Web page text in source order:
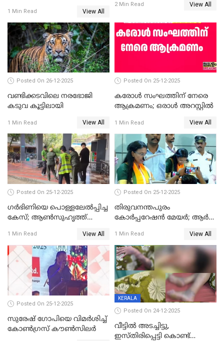
ഹൈക്കോടതിയിലേക്ക്;
സത്യപ്രതിജ്ഞ ചടങ്ങില്‍
ചട്ടലംഘനമെന്ന് പാർട്ടി
1 Min Read View All
2 Min Read View All
Posted On 26-12-2025
വണ്ടിക്കടവിലെ നരഭോജി
കടുവ കൂട്ടിലായി
1 Min Read View All
Posted On 25-12-2025
കരോള്‍ സംഘത്തിന് നേരെ
ആക്രമണം; ഒരാള്‍ അറസ്റ്റില്‍
1 Min Read View All
Posted On 25-12-2025
ഗര്‍ഭിണിയെ പൊള്ളലേല്‍പ്പിച്ച
കേസ്; ആണ്‍സുഹൃത്ത്
1 Min Read View All
Posted On 25-12-2025
തിരുവനന്തപുരം
കോര്‍പ്പറേഷന്‍ മേയർ; ആര്‍
1 Min Read View All
Posted On 25-12-2025
സുരേഷ് ഗോപിയെ വിമര്‍ശിച്ച്
കോണ്‍ഗ്രസ് കൗണ്‍സിലര്‍
KERALA
Posted On 24-12-2025
വീട്ടിൽ അടച്ചിട്ടു,
ഇസ്തിരിപ്പെട്ടി കൊണ്ട്